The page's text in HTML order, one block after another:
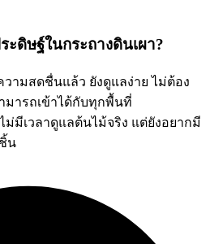
ะดิษฐ์ในกระถางดินเผา?
วามสดชื่นแล้ว ยังดูแลง่าย ไม่ต้อง
มารถเข้าได้กับทุกพื้นที่
ม่มีเวลาดูแลต้นไม้จริง แต่ยังอยากมี
น